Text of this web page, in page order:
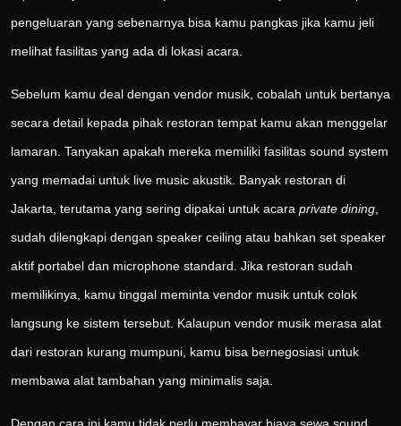
pengeluaran yang sebenarnya bisa kamu pangkas jika kamu jeli
melihat fasilitas yang ada di lokasi acara.
Sebelum kamu deal dengan vendor musik, cobalah untuk bertanya
secara detail kepada pihak restoran tempat kamu akan menggelar
lamaran. Tanyakan apakah mereka memiliki fasilitas sound system
yang memadai untuk live music akustik. Banyak restoran di
Jakarta, terutama yang sering dipakai untuk acara private dining
sudah dilengkapi dengan speaker ceiling atau bahkan set speaker
aktif portabel dan microphone standard. Jika restoran sudah
memilikinya, kamu tinggal meminta vendor musik untuk colok
langsung ke sistem tersebut. Kalaupun vendor musik merasa alat
dari restoran kurang mumpuni, kamu bisa bernegosiasi untuk
membawa alat tambahan yang minimalis saja.